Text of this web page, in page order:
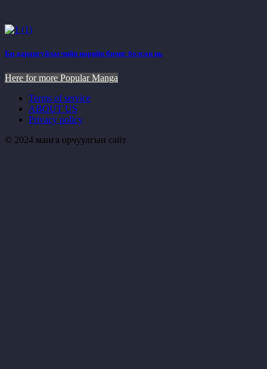
Би дарангуйлагчийн нарийн бичиг болсон нь
Here for more Popular Manga
Terms of service
ABOUT US
Privacy policy
© 2024 манга орчуулгын сайт